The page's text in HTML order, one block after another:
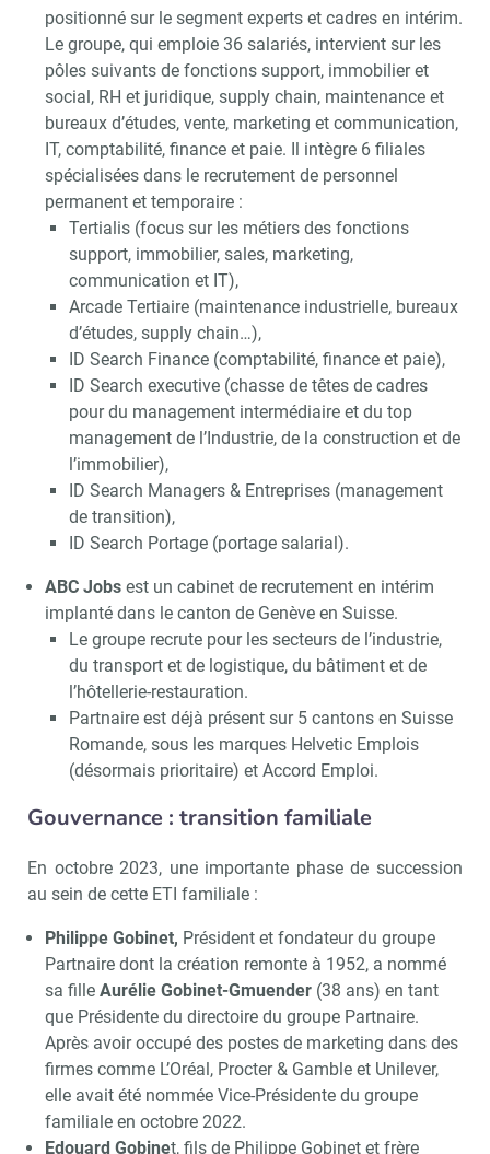
positionné sur le segment experts et cadres en intérim.
Le groupe, qui emploie 36 salariés, intervient sur les
pôles suivants de fonctions support, immobilier et
social, RH et juridique, supply chain, maintenance et
bureaux d’études, vente, marketing et communication,
IT, comptabilité, finance et paie. Il intègre 6 filiales
spécialisées dans le recrutement de personnel
permanent et temporaire :
Tertialis (focus sur les métiers des fonctions
support, immobilier, sales, marketing,
communication et IT),
Arcade Tertiaire (maintenance industrielle, bureaux
d’études, supply chain…),
ID Search Finance (comptabilité, finance et paie),
ID Search executive (chasse de têtes de cadres
pour du management intermédiaire et du top
management de l’Industrie, de la construction et de
l’immobilier),
ID Search Managers & Entreprises (management
de transition),
ID Search Portage (portage salarial).
ABC Jobsest un cabinet de recrutement en intérim
implanté dans le canton de Genève en Suisse.
Le groupe recrute pour les secteurs de l’industrie,
du transport et de logistique, du bâtiment et de
l’hôtellerie-restauration.
Partnaire est déjà présent sur 5 cantons en Suisse
Romande, sous les marques Helvetic Emplois
(désormais prioritaire) et Accord Emploi.
Gouvernance : transition familiale
En octobre 2023, une importante phase de succession
au sein de cette ETI familiale :
Philippe Gobinet, Président et fondateur du groupe
Partnaire dont la création remonte à 1952, a nommé
sa filleAurélie Gobinet-Gmuender(38 ans) en tant
que Présidente du directoire du groupe Partnaire.
Après avoir occupé des postes de marketing dans des
firmes comme L’Oréal, Procter & Gamble et Unilever,
elle avait été nommée Vice-Présidente du groupe
familiale en octobre 2022.
Edouard Gobinet, fils de Philippe Gobinet et frère